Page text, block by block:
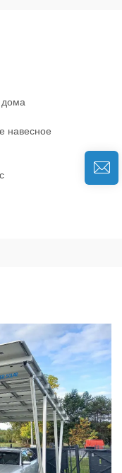
дома
навесное